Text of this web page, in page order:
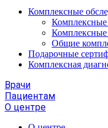
Комплексные
Комплексные
Общие
Подарочные
Комплексная
Врачи
Пациентам
О центре